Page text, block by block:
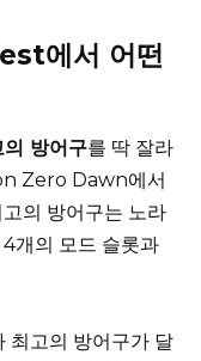
에서 어떤
의 방어구를 딱 잘라
Zero Dawn에서
의 방어구는 노라
개의 모드 슬롯과
고의 방어구가 달